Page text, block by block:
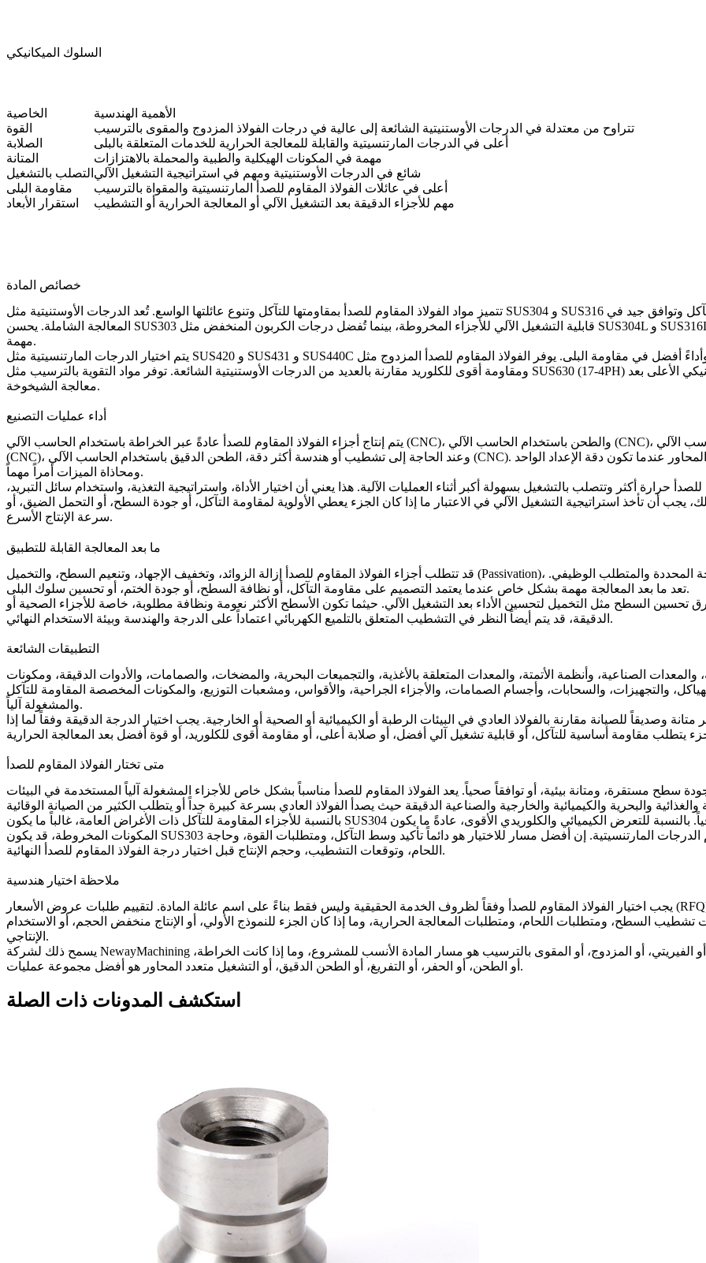
السلوك الميكانيكي
الخاصية
الأهمية الهندسية
القوة
تتراوح من معتدلة في الدرجات الأوستنيتية الشائعة إلى عالية في درجات الفولاذ المزدوج والمقوى بالترسيب
الصلابة
أعلى في الدرجات المارتنسيتية والقابلة للمعالجة الحرارية للخدمات المتعلقة بالبلى
المتانة
مهمة في المكونات الهيكلية والطبية والمحملة بالاهتزازات
التصلب بالتشغيل شائع في الدرجات الأوستنيتية ومهم في استراتيجية التشغيل الآلي
مقاومة البلى
أعلى في عائلات الفولاذ المقاوم للصدأ المارتنسيتية والمقواة بالترسيب
استقرار الأبعاد
مهم للأجزاء الدقيقة بعد التشغيل الآلي أو المعالجة الحرارية أو التشطيب
خصائص المادة
تتميز مواد الفولاذ المقاوم للصدأ بمقاومتها للتآكل وتنوع عائلتها الواسع. تُعد الدرجات الأوستنيتية مثل SUS304 و SUS316 الأكثر استخداماً على نطاق واسع لأنها تجمع بين مقاومة عملية للتآكل وتوافق جيد في
المعالجة الشاملة. يحسن SUS303 قابلية التشغيل الآلي للأجزاء المخروطة، بينما تُفضل درجات الكربون المنخفض مثل SUS304L و SUS316L غالباً عندما تكون قابلية اللحام وتقليل مخاطر ترسب الكربيد أموراً
مهمة.
يتم اختيار الدرجات المارتنسيتية مثل SUS420 و SUS431 و SUS440C عندما يتطلب التصميم أسطحاً أكثر صلابة وأداءً أفضل في مقاومة البلى. يوفر الفولاذ المقاوم للصدأ المزدوج مثل SUS2205 قوة أعلى
ومقاومة أقوى للكلوريد مقارنة بالعديد من الدرجات الأوستنيتية الشائعة. توفر مواد التقوية بالترسيب مثل SUS630 (17-4PH) توازناً مفيداً بين مقاومة التآكل، وقابلية التشغيل الآلي، والأداء الميكانيكي الأعلى بعد
معالجة الشيخوخة.
أداء عمليات التصنيع
يتم إنتاج أجزاء الفولاذ المقاوم للصدأ عادةً عبر الخراطة باستخدام الحاسب الآلي (CNC) ، و الطحن باستخدام الحاسب الآلي (CNC)
(CNC)
، وعند الحاجة إلى تشطيب أو هندسة أكثر دقة، الطحن الدقيق باستخدام الحاسب الآلي (CNC) عندما تكون دقة الإعداد الواحد
ومحاذاة الميزات أمراً مهماً.
حرارة أكثر وتتصلب بالتشغيل بسهولة أكبر أثناء العمليات الآلية. هذا يعني أن اختيار الأداة، واستراتيجية التغذية، واستخدام سائل التبريد،
يجب أن تأخذ استراتيجية التشغيل الآلي في الاعتبار ما إذا كان الجزء يعطي الأولوية لمقاومة التآكل، أو جودة السطح، أو التحمل الضيق، أو
سرعة الإنتاج الأسرع.
ما بعد المعالجة القابلة للتطبيق
قد تتطلب أجزاء الفولاذ المقاوم للصدأ إزالة الزوائد، وتخفيف الإجهاد، وتنعيم السطح، والتخميل (Passivation)، والتلميع الكهربائي، والطحن، أو المعالجة الحرارية اعتماداً على الدرجة المحددة والمتطلب الوظيفي.
تعد ما بعد المعالجة مهمة بشكل خاص عندما يعتمد التصميم على مقاومة التآكل، أو نظافة السطح، أو جودة الختم، أو تحسين سلوك البلى.
طرق تحسين السطح مثل التخميل لتحسين الأداء بعد التشغيل الآلي. حيثما تكون الأسطح الأكثر نعومة ونظافة مطلوبة، خاصة للأجزاء الصحية أو
الدقيقة، قد يتم أيضاً النظر في التشطيب المتعلق بالتلميع الكهربائي اعتماداً على الدرجة والهندسة وبيئة الاستخدام النهائي.
التطبيقات الشائعة
الصناعية، وأنظمة الأتمتة، والمعدات المتعلقة بالأغذية، والتجميعات البحرية، والمضخات، والصمامات، والأدوات الدقيقة، ومكونات
والتجهيزات، والسحابات، وأجسام الصمامات، والأجزاء الجراحية، والأقواس، ومشعبات التوزيع، والمكونات المخصصة المقاومة للتآكل
والمشغولة آلياً.
وصديقاً للصيانة مقارنة بالفولاذ العادي في البيئات الرطبة أو الكيميائية أو الصحية أو الخارجية. يجب اختيار الدرجة الدقيقة وفقاً لما إذا
متى تختار الفولاذ المقاوم للصدأ
سطح مستقرة، ومتانة بيئية، أو توافقاً صحياً. يعد الفولاذ المقاوم للصدأ مناسباً بشكل خاص للأجزاء المشغولة آلياً المستخدمة في البيئات
بالنسبة للأجزاء المقاومة للتآكل ذات الأغراض العامة، غالباً ما يكون SUS304 كافياً. بالنسبة للتعرض الكيميائي والكلوريدي الأقوى، عادةً ما يكون SUS316 أو SUS316L أكثر أماناً. لتحسين قابلية التشغيل الآلي في
المكونات المخروطة، قد يكون SUS303 خياراً أفضل. للصلابة الأعلى أو الخدمة المركزة على البلى، يجب تقييم الدرجات المارتنسيتية. إن أفضل مسار للاختيار هو دائماً تأكيد وسط التآكل، ومتطلبات القوة، وحاجة
اللحام، وتوقعات التشطيب، وحجم الإنتاج قبل اختيار درجة الفولاذ المقاوم للصدأ النهائية.
ملاحظة اختيار هندسية
يجب اختيار الفولاذ المقاوم للصدأ وفقاً لظروف الخدمة الحقيقية وليس فقط بناءً على اسم عائلة المادة. لتقييم طلبات عروض الأسعار (RFQ)، يجب على العملاء توفير الرسم ثنائي الأبعاد، والنموذج ثلاثي الأبعاد،
تشطيب السطح، ومتطلبات اللحام، ومتطلبات المعالجة الحرارية، وما إذا كان الجزء للنموذج الأولي، أو الإنتاج منخفض الحجم، أو الاستخدام
الإنتاجي.
يسمح ذلك لشركة NewayMachining بتحديد ما إذا كان الفولاذ المقاوم للصدأ الأوستنيتي، أو المارتنسيتي، أو الفيريتي، أو المزدوج، أو المقوى بالترسيب هو مسار المادة الأنسب للمشروع، وما إذا كانت الخراطة،
أو الطحن، أو الحفر، أو التفريغ، أو الطحن الدقيق، أو التشغيل متعدد المحاور هو أفضل مجموعة عمليات.
استكشف المدونات ذات الصلة